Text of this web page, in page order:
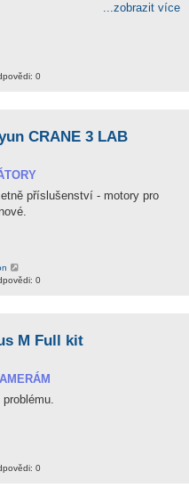
...zobrazit více
0
CRANE 3 LAB
příslušenství - motory pro
0
M Full kit
0